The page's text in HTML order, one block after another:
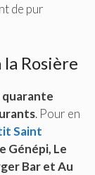
de pur
Rosière
quarante
. Pour en
Saint
Génépi, Le
Bar et Au